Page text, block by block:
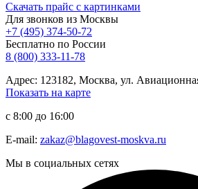
Скачать прайс с картинками
Для звонков из Москвы
+7 (495) 374-50-72
Бесплатно по России
8 (800) 333-11-78
Адрес: 123182, Москва, ул.
Показать на карте
с 8:00 до 16:00
E-mail: zakaz@blagovest-moskva.ru
Мы в социальных сетях